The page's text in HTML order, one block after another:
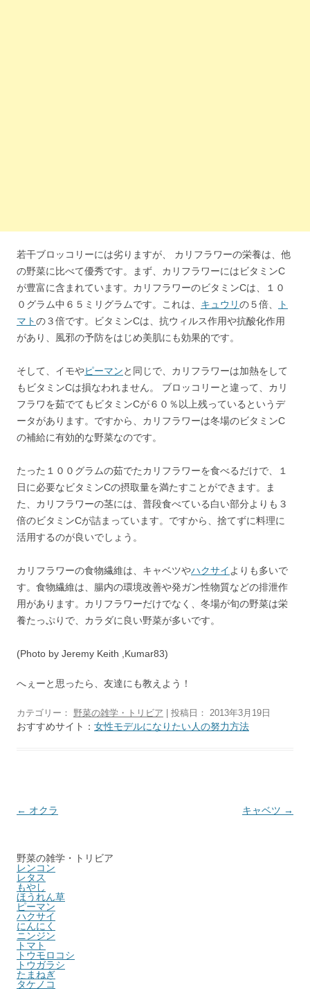
若干ブロッコリーには劣りますが、 カリフラワーの栄養は、他
の野菜に比べて優秀です。まず、カリフラワーにはビタミンC
が豊富に含まれています。カリフラワーのビタミンCは、１０
０グラム中６５ミリグラムです。これは、 キュウリの５倍、
ト
マトの３倍です。ビタミンCは、抗ウィルス作用や抗酸化作用
があり、風邪の予防をはじめ美肌にも効果的です。
そして、イモやピーマンと同じで、カリフラワーは加熱をして
もビタミンCは損なわれません。 ブロッコリーと違って、カリ
フラワを茹でてもビタミンCが６０％以上残っているというデ
ータがあります。ですから、カリフラワーは冬場のビタミンC
の補給に有効的な野菜なのです。
たった１００グラムの茹でたカリフラワーを食べるだけで、１
日に必要なビタミンCの摂取量を満たすことができます。ま
た、カリフラワーの茎には、普段食べている白い部分よりも３
倍のビタミンCが詰まっています。ですから、捨てずに料理に
活用するのが良いでしょう。
カリフラワーの食物繊維は、キャベツやハクサイ よりも多いで
す。食物繊維は、腸内の環境改善や発ガン性物質などの排泄作
用があります。カリフラワーだけでなく、冬場が旬の野菜は栄
養たっぷりで、カラダに良い野菜が多いです。
(Photo by Jeremy Keith ,Kumar83)
へぇーと思ったら、友達にも教えよう！
カテゴリー： 野菜の雑学・トリビア | 投稿日： 2013年3月19日
おすすめサイト： 女性モデルになりたい人の努力方法
投稿ナビゲーション
← オクラ キャベツ →
野菜の雑学・トリビア
レンコン
レタス
もやし
ほうれん草
ピーマン
ハクサイ
にんにく
ニンジン
トマト
トウモロコシ
トウガラシ
たまねぎ
タケノコ